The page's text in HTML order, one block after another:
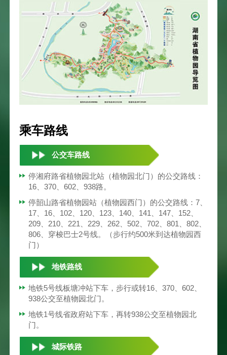
乘车路线
公交车路线
停湘府路省植物园北站（植物园北门）的公交路线：
16、370、602、938路。
停韶山路省植物园站（植物园西门）的公交路线：7、
17、16、102、120、123、140、141、147、152、
209、210、221、229、262、502、702、801、802、
806、穿梭巴士2号线。（步行约500米到达植物园西
门）
地铁路线
地铁5号线板塘冲站下车，步行或转16、370、602、
938公交至植物园北门。
地铁1号线省政府站下车，再转938公交至植物园北
门。
城际铁路